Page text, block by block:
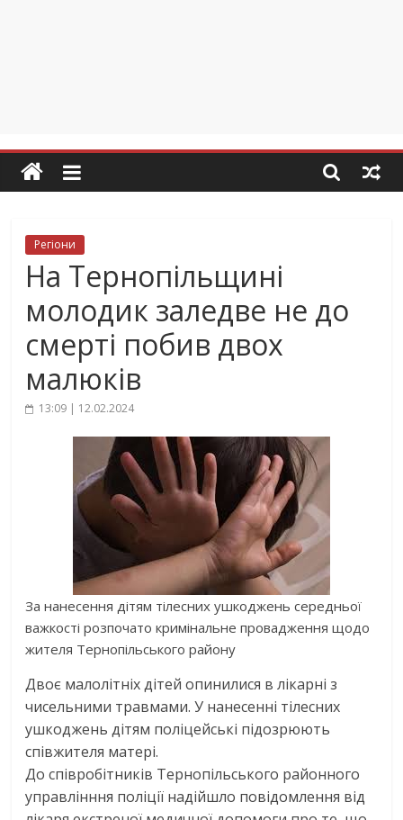
Регіони
На Тернопільщині
молодик заледве не до
смерті побив двох
малюків
13:09 | 12.02.2024
За нанесення дітям тілесних ушкоджень середньої
важкості розпочато кримінальне провадження щодо
жителя Тернопільського району
Двоє малолітніх дітей опинилися в лікарні з
чисельними травмами. У нанесенні тілесних
ушкоджень дітям поліцейські підозрюють
співжителя матері.
До співробітників Тернопільського районного
управлінння поліції надійшло повідомлення від